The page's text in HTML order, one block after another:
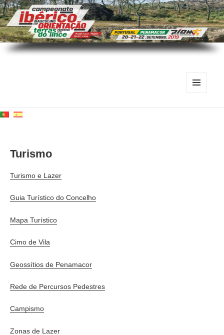
Turismo
Turismo e Lazer
Guia Turístico do Concelho
Mapa Turístico
Cimo de Vila
Geossítios de Penamacor
Rede de Percursos Pedestres
Campismo
Zonas de Lazer